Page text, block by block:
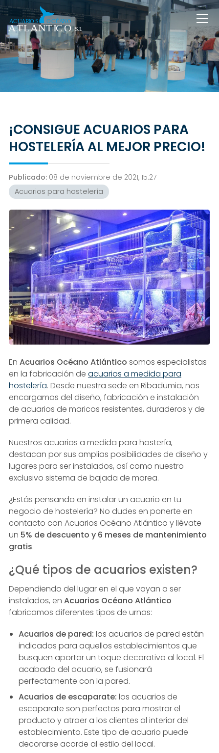
¡CONSIGUE ACUARIOS PARA
HOSTELERÍA AL MEJOR PRECIO!
Publicado: 08 de noviembre de 2021, 15:27
Acuarios para hostelería
En Acuarios Océano Atlántico somos especialistas
en la fabricación de acuarios a medida para
hostelería. Desde nuestra sede en Ribadumia, nos
encargamos del diseño, fabricación e instalación
de acuarios de maricos resistentes, duraderos y de
primera calidad.
Nuestros acuarios a medida para hostería,
destacan por sus amplias posibilidades de diseño y
lugares para ser instalados, así como nuestro
exclusivo sistema de bajada de marea.
¿Estás pensando en instalar un acuario en tu
negocio de hostelería? No dudes en ponerte en
contacto con Acuarios Océano Atlántico y llévate
un 5% de descuento y 6 meses de mantenimiento
gratis.
¿Qué tipos de acuarios existen?
Dependiendo del lugar en el que vayan a ser
instalados, en Acuarios Océano Atlántico
fabricamos diferentes tipos de urnas:
Acuarios de pared: los acuarios de pared están
indicados para aquellos establecimientos que
busquen aportar un toque decorativo al local. El
acabado del acuario, se fusionará
perfectamente con la pared.
Acuarios de escaparate: los acuarios de
escaparate son perfectos para mostrar el
producto y atraer a los clientes al interior del
establecimiento. Este tipo de acuario puede
decorarse acorde al estilo del local.